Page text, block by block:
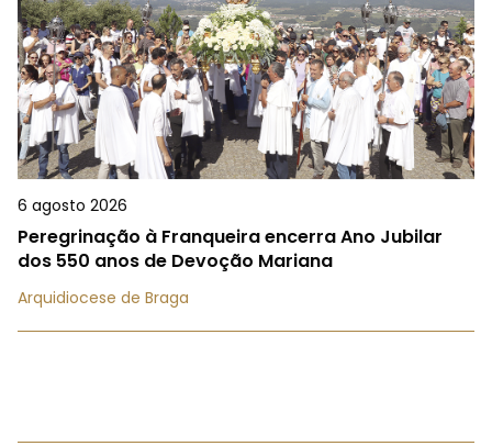
6 agosto 2026
Peregrinação à Franqueira encerra Ano Jubilar
dos 550 anos de Devoção Mariana
Arquidiocese de Braga